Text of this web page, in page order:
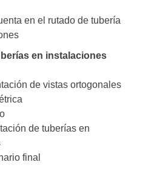
en el rutado de tubería
en instalaciones
de vistas ortogonales
de tuberías en
final